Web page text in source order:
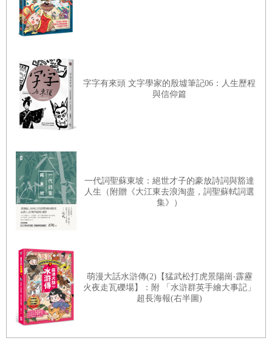
字字有來頭 文字學家的殷墟筆記06：人生歷程
與信仰篇
一代詞聖蘇東坡：絕世才子的豪放詩詞與豁達
人生（附贈《大江東去浪淘盡，詞聖蘇軾詞選
集》）
萌漫大話水滸傳(2)【猛武松打虎景陽崗‧霹靂
火夜走瓦礫場】：附 「水滸群英手繪大事記」
超長海報(右半圖)